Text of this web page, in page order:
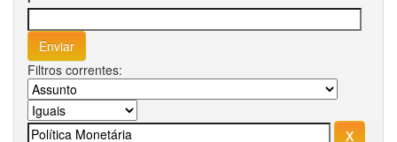
Filtros correntes: